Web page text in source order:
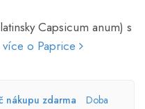
Capsicum anum) s
o Paprice
nákupu zdarma
Doba